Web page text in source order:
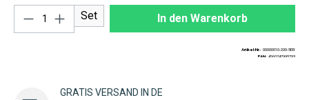
Produkt Anzahl: Gib den gewünschten
Set In den Warenkorb
Artikel-Nr.: 00000010-200-5ER
EAN: 4260747995793
GRATIS VERSAND IN DE